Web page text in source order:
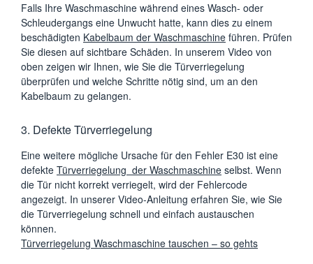
Falls Ihre Waschmaschine während eines Wasch- oder
Schleudergangs eine Unwucht hatte, kann dies zu einem
beschädigten Kabelbaum der Waschmaschine führen. Prüfen
Sie diesen auf sichtbare Schäden. In unserem Video von
oben zeigen wir Ihnen, wie Sie die Türverriegelung
überprüfen und welche Schritte nötig sind, um an den
Kabelbaum zu gelangen.
3. Defekte Türverriegelung
Eine weitere mögliche Ursache für den Fehler E30 ist eine
defekte Türverriegelung der Waschmaschine selbst. Wenn
die Tür nicht korrekt verriegelt, wird der Fehlercode
angezeigt. In unserer Video-Anleitung erfahren Sie, wie Sie
die Türverriegelung schnell und einfach austauschen
können.
Türverriegelung Waschmaschine tauschen – so gehts